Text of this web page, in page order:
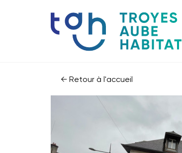
← Retour à l'accueil